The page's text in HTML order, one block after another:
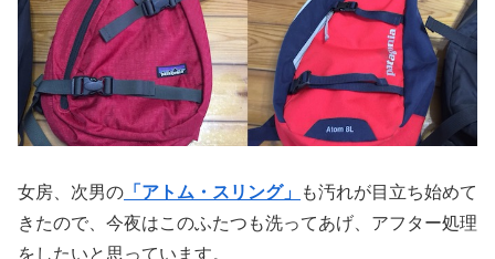
女房、次男の 「アトム・スリング」
も汚れが目立ち始めて
きたので、今夜はこのふたつも洗ってあげ、アフター処理
をしたいと思っています。